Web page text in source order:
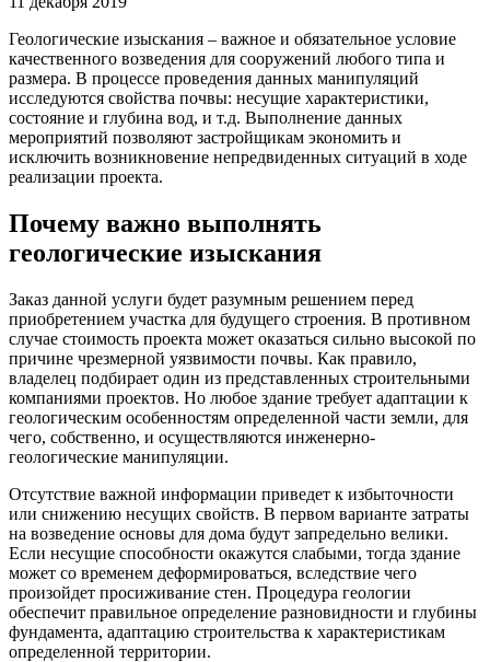
Геологические изыскания – важное и обязательное условие
качественного возведения для сооружений любого типа и
размера. В процессе проведения данных манипуляций
исследуются свойства почвы: несущие характеристики,
состояние и глубина вод, и т.д. Выполнение данных
мероприятий позволяют застройщикам экономить и
исключить возникновение непредвиденных ситуаций в ходе
реализации проекта.
Почему важно выполнять
геологические изыскания
Заказ данной услуги будет разумным решением перед
приобретением участка для будущего строения. В противном
случае стоимость проекта может оказаться сильно высокой по
причине чрезмерной уязвимости почвы. Как правило,
владелец подбирает один из представленных строительными
компаниями проектов. Но любое здание требует адаптации к
геологическим особенностям определенной части земли, для
чего, собственно, и осуществляются инженерно-
геологические манипуляции.
Отсутствие важной информации приведет к избыточности
или снижению несущих свойств. В первом варианте затраты
на возведение основы для дома будут запредельно велики.
Если несущие способности окажутся слабыми, тогда здание
может со временем деформироваться, вследствие чего
произойдет просиживание стен. Процедура геологии
обеспечит правильное определение разновидности и глубины
фундамента, адаптацию строительства к характеристикам
определенной территории.